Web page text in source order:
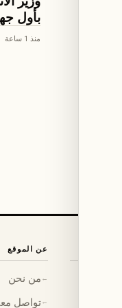
بأول
منذ 1 ساعة
عن الموقع
← من نحن
←تواصل